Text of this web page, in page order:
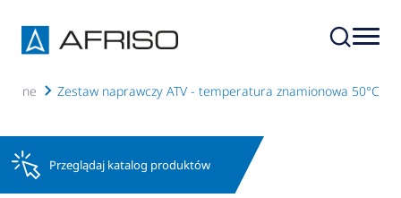
Zestaw naprawczy ATV - temperatura znamionowa 50°C
Przeglądaj katalog produktów